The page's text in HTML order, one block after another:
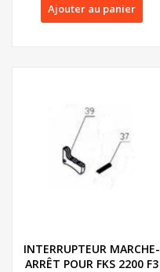
Ajouter au panier
INTERRUPTEUR MARCHE-
ARRÊT POUR FKS 2200 F3